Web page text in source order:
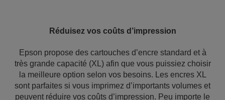
Réduisez vos coûts d’impression
Epson propose des cartouches d’encre standard et à
très grande capacité (XL) afin que vous puissiez choisir
la meilleure option selon vos besoins. Les encres XL
sont parfaites si vous imprimez d’importants volumes et
peuvent réduire vos coûts d’impression. Peu importe le